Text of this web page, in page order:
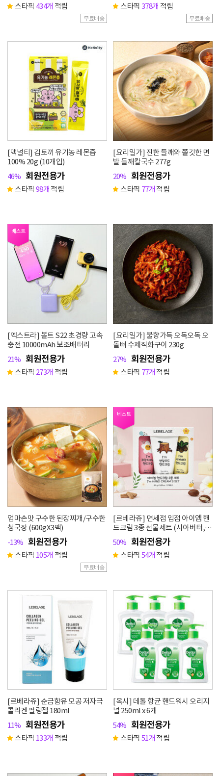
스타픽 434개 적립
무료배송
스타픽 378개 적립
무료배송
[맥널티] 김토끼 유기농 레몬즙
100% 20g (10개입)
46% 회원전용가
스타픽 98개적립
[요리일가] 진한 들깨와 쫄깃한 면
발 들깨칼국수 277g
20% 회원전용가
스타픽 77개적립
베스트
[엑스트라] 볼트 S22 초경량 고속
충전 10000mAh 보조배터리
21% 회원전용가
스타픽 273개 적립
[요리일가] 불향가득 오독오독 오
돌뼈 수제직화구이 230g
27% 회원전용가
스타픽 77개적립
엄마손맛 구수한 된장찌개/구수한
청국장 (600gX3팩)
-13% 회원전용가
스타픽 105개 적립
무료배송
베스트
[르베라쥬] 면세점 입점 아이엠 핸
드크림 3종 선물세트 (시아버터, 샌
달우드, 프랑지파니)
50% 회원전용가
스타픽 54개적립
[르베라쥬] 순금함유 모공 저자극
콜라겐 필링젤 180ml
11% 회원전용가
스타픽 133개 적립
[옥시] 데톨 항균 핸드워시 오리지
널 250ml x 6개
54% 회원전용가
스타픽 51개적립